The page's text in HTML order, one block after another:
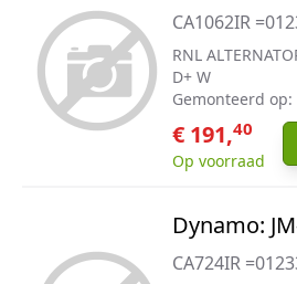
CA1062IR
RNL
D+ W
Gemonteerd op:
€ 191,40
Op voorraad
Dynamo:
CA724IR